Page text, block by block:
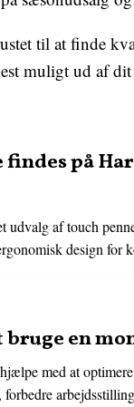
til at finde
muligt ud af
på
af touch
design for
bruge en
med at